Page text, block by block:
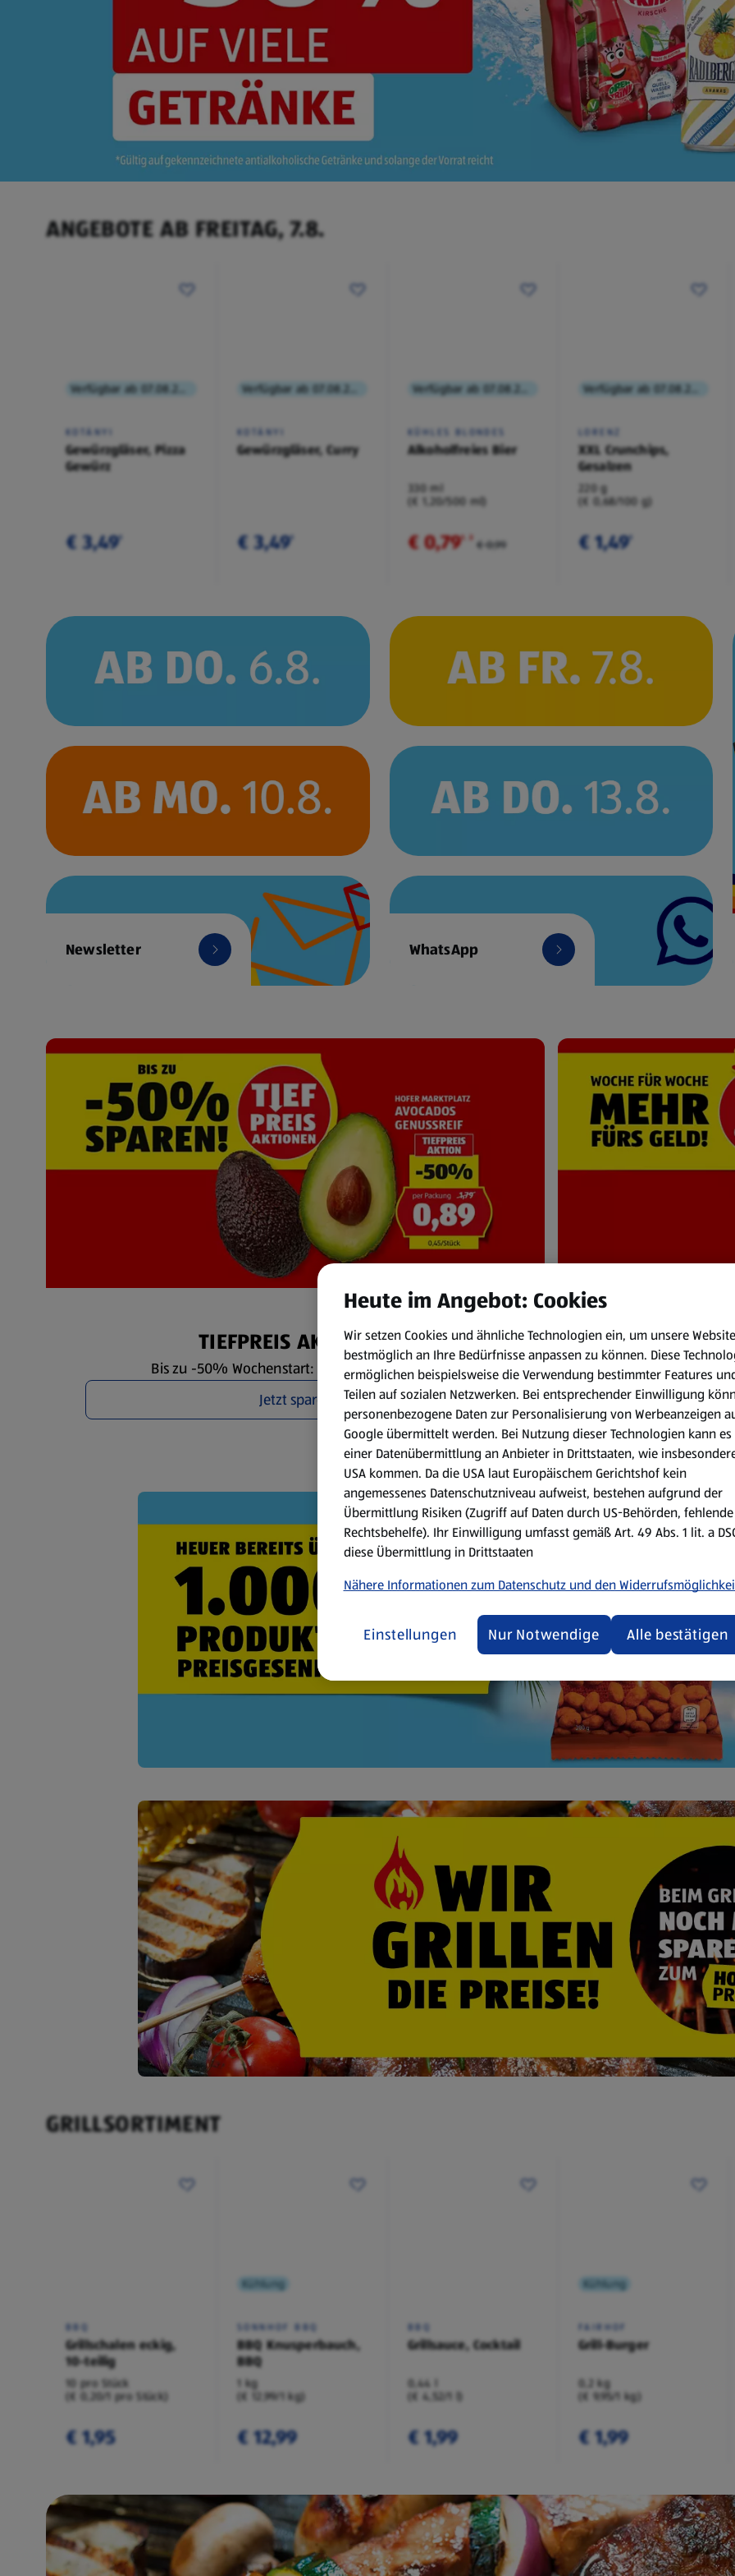
ANGEBOTE AB FREITAG, 7.8.
KOTÁNYI
Gewürzgläser, Pizza
Gewürz
€ 3,49¹
KOTÁNYI
Gewürzgläser, Curry
€ 3,49¹
KÜHLES BLONDES
Alkoholfreies Bier
330 ml
(€ 1,20/500 ml)
€ 0,79¹ ² € 0,99
LORENZ
XXL Crunchips,
Gesalzen
220 g
(€ 0,68/100 g)
€ 1,49¹
Newsletter WhatsApp
TIEFPREIS AKTIONEN
Bis zu -50% Wochenstart: Mo. 3.8. bis Do. 6.8.
Jetzt sparen
HOFER
Immer zum
GRILLSORTIMENT
BBQ
Grillschalen eckig,
10-teilig
10 pro Stück
(€ 0,20/1 pro Stück)
€ 1,95
Kühlung
SONNHOF BBQ
BBQ Knusperbauch,
BBQ
1 kg
(€ 12,99/1 kg)
€ 12,99
BBQ
Grillsauce, Cocktail
0,44 l
(€ 4,52/1 l)
€ 1,99
Kühlung
FAIRHOF
Grill-Burger
0,2 kg
(€ 9,95/1 kg)
€ 1,99
Heute im Angebot: Cookies
Wir setzen Cookies und ähnliche Technologien ein, um unsere Website
bestmöglich an Ihre Bedürfnisse anpassen zu können. Diese
ermöglichen beispielsweise die Verwendung bestimmter Features
Teilen auf sozialen Netzwerken. Bei entsprechender Einwilligung
personenbezogene Daten zur Personalisierung von Werbeanzeigen
Google übermittelt werden. Bei Nutzung dieser Technologien kann es
einer Datenübermittlung an Anbieter in Drittstaaten, wie
USA kommen. Da die USA laut Europäischem Gerichtshof kein
angemessenes Datenschutzniveau aufweist, bestehen aufgrund der
Übermittlung Risiken (Zugriff auf Daten durch US-Behörden, fehlende
Rechtsbehelfe). Ihr Einwilligung umfasst gemäß Art. 49 Abs. 1 lit. a
diese Übermittlung in Drittstaaten
Nähere Informationen zum Datenschutz und den
Einstellungen Nur Notwendige Alle bestätigen